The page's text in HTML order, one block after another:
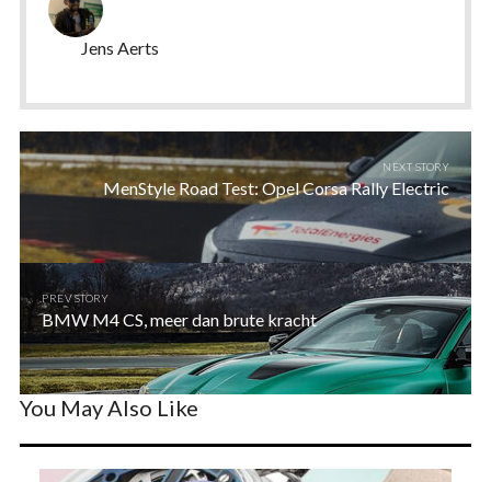
Jens Aerts
NEXT STORY
MenStyle Road Test: Opel Corsa Rally Electric
PREV STORY
BMW M4 CS, meer dan brute kracht
You May Also Like